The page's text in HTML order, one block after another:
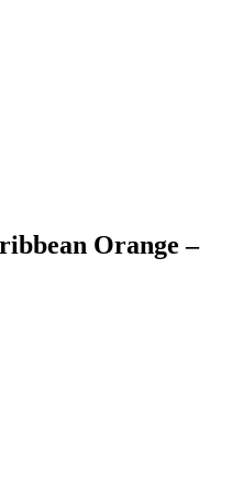
Orange –